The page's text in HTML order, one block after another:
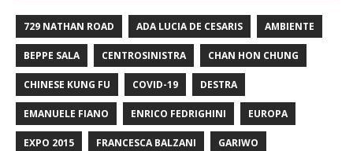
729 NATHAN ROAD ADA LUCIA DE CESARIS AMBIENTE
BEPPE SALA CENTROSINISTRA CHAN HON CHUNG
CHINESE KUNG FU COVID-19 DESTRA
EMANUELE FIANO ENRICO FEDRIGHINI EUROPA
EXPO 2015 FRANCESCA BALZANI GARIWO